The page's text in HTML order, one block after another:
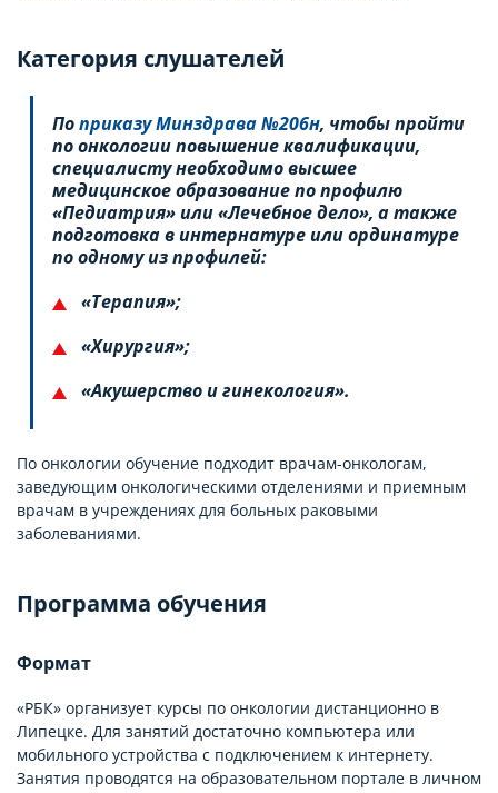
Категория слушателей
Поприказу Минздрава №206н, чтобы пройти
по онкологии повышение квалификации,
специалисту необходимо высшее
медицинское образование по профилю
«Педиатрия» или «Лечебное дело», а также
подготовка в интернатуре или ординатуре
по одному из профилей:
«Терапия»;
«Хирургия»;
«Акушерство и гинекология».
По онкологии обучение подходит врачам-онкологам,
заведующим онкологическими отделениями и приемным
врачам в учреждениях для больных раковыми
заболеваниями.
Программа обучения
Формат
«РБК» организует курсы по онкологии дистанционно в
Липецке. Для занятий достаточно компьютера или
мобильного устройства с подключением к интернету.
Занятия проводятся на образовательном портале в личном